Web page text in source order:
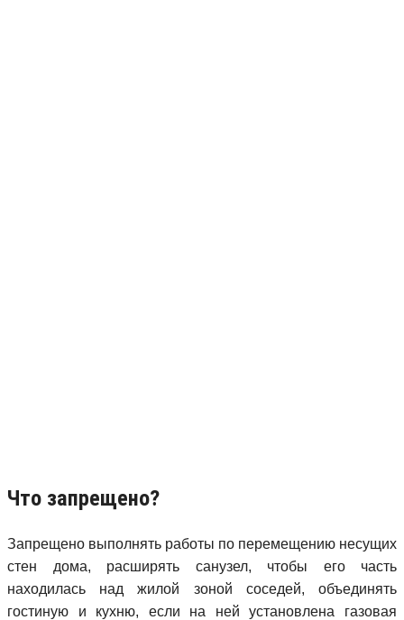
Что запрещено?
Запрещено выполнять работы по перемещению несущих
стен дома, расширять санузел, чтобы его часть
находилась над жилой зоной соседей, объединять
гостиную и кухню, если на ней установлена газовая